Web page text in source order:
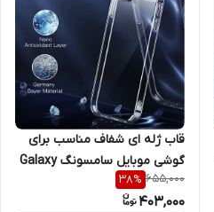
قاب ژله ای شفاف مناسب برای
گوشی موبایل سامسونگ Galaxy
A04 / M13
655,000
38%
403,000